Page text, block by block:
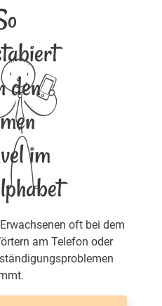
den
im
oft bei dem
am Telefon oder